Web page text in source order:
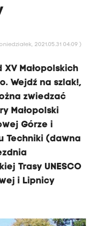
2021.05.31 04:09 )
Małopolskich
Wejdź na szlak!,
zwiedzać
Małopolski
Górze i
Techniki (dawna
Trasy UNESCO
i Lipnicy